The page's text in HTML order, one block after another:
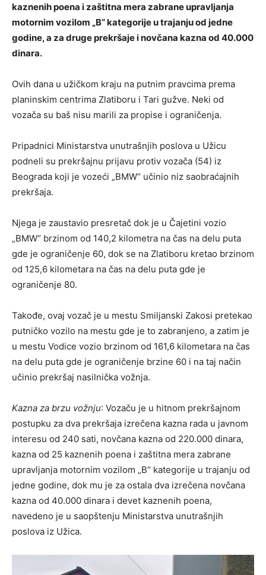
kaznenih poena i zaštitna mera zabrane upravljanja
motornim vozilom „B“ kategorije u trajanju od jedne
godine, a za druge prekršaje i novčana kazna od 40.000
dinara.
Ovih dana u užičkom kraju na putnim pravcima prema
planinskim centrima Zlatiboru i Tari gužve. Neki od
vozača su baš nisu marili za propise i ograničenja.
Pripadnici Ministarstva unutrašnjih poslova u Užicu
podneli su prekršajnu prijavu protiv vozača (54) iz
Beograda koji je vozeći „BMW“ učinio niz saobraćajnih
prekršaja.
Njega je zaustavio presretač dok je u Čajetini vozio
„BMW“ brzinom od 140,2 kilometra na čas na delu puta
gde je ograničenje 60, dok se na Zlatiboru kretao brzinom
od 125,6 kilometara na čas na delu puta gde je
ograničenje 80.
Takođe, ovaj vozač je u mestu Smiljanski Zakosi pretekao
putničko vozilo na mestu gde je to zabranjeno, a zatim je
u mestu Vodice vozio brzinom od 161,6 kilometara na čas
na delu puta gde je ograničenje brzine 60 i na taj način
učinio prekršaj nasilnička vožnja.
Kazna za brzu vožnju: Vozaču je u hitnom prekršajnom
postupku za dva prekršaja izrečena kazna rada u javnom
interesu od 240 sati, novčana kazna od 220.000 dinara,
kazna od 25 kaznenih poena i zaštitna mera zabrane
upravljanja motornim vozilom „B“ kategorije u trajanju od
jedne godine, dok mu je za ostala dva izrečena novčana
kazna od 40.000 dinara i devet kaznenih poena,
navedeno je u saopštenju Ministarstva unutrašnjih
poslova iz Užica.